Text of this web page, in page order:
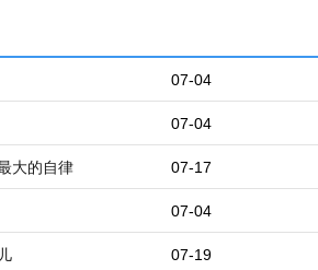
07-04
07-04
07-17
大的自律
07-04
07-19